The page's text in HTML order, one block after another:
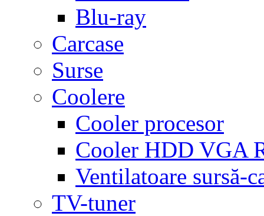
Blu-ray
Carcase
Surse
Coolere
Cooler procesor
Cooler HDD VGA
Ventilatoare sursă-
TV-tuner